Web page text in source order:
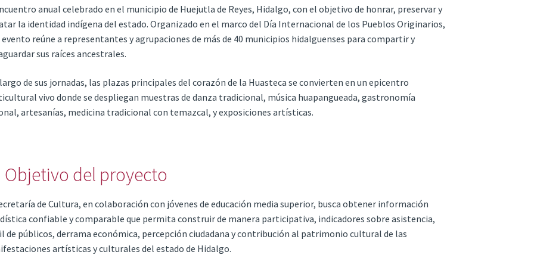
anual celebrado en el municipio de Huejutla de Reyes, Hidalgo, con el objetivo de honrar, preservar y
la identidad indígena del estado. Organizado en el marco del Día Internacional de los Pueblos Originarios,
reúne a representantes y agrupaciones de más de 40 municipios hidalguenses para compartir y
sus raíces ancestrales.
de sus jornadas, las plazas principales del corazón de la Huasteca se convierten en un epicentro
vivo donde se despliegan muestras de danza tradicional, música huapangueada, gastronomía
artesanías, medicina tradicional con temazcal, y exposiciones artísticas.
Objetivo del proyecto
de Cultura, en colaboración con jóvenes de educación media superior, busca obtener información
confiable y comparable que permita construir de manera participativa, indicadores sobre asistencia,
de públicos, derrama económica, percepción ciudadana y contribución al patrimonio cultural de las
artísticas y culturales del estado de Hidalgo.